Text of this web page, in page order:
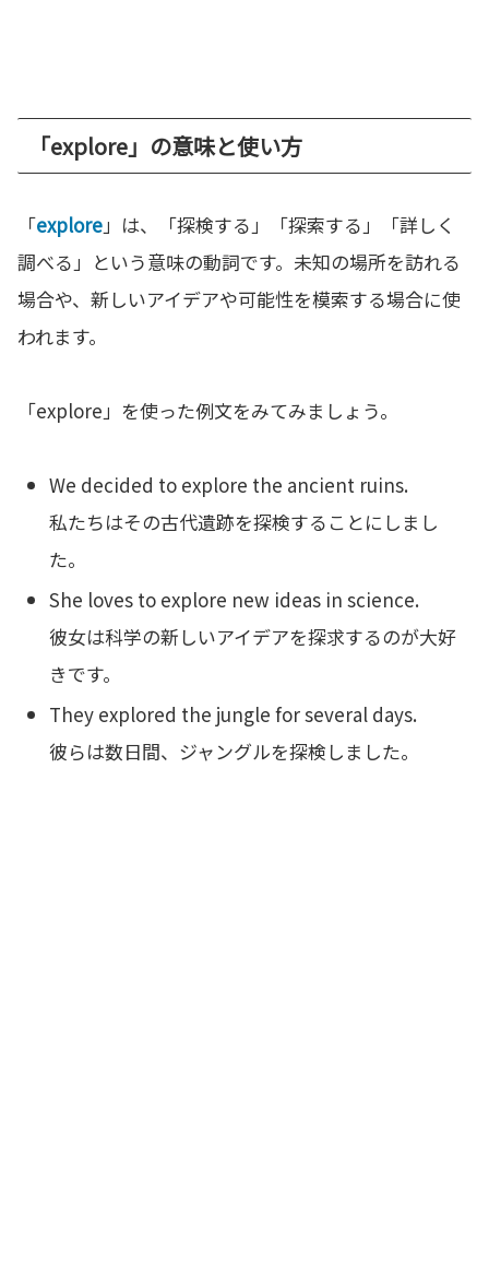
「explore」の意味と使い方
「explore」は、「探検する」「探索する」「詳しく
調べる」という意味の動詞です。未知の場所を訪れる
場合や、新しいアイデアや可能性を模索する場合に使
われます。
「explore」を使った例文をみてみましょう。
We decided to explore the ancient ruins.
私たちはその古代遺跡を探検することにしまし
た。
She loves to explore new ideas in science.
彼女は科学の新しいアイデアを探求するのが大好
きです。
They explored the jungle for several days.
彼らは数日間、ジャングルを探検しました。